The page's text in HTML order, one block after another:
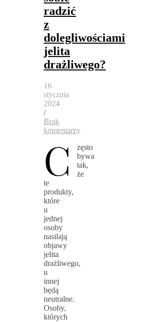
radzić
z
dolegliwościami
jelita
drażliwego?
16
stycznia
2024
/
Brak
komentarzy
C
zęsto
bywa
tak,
że
te
produkty,
które
u
jednej
osoby
nasilają
objawy
jelita
drażliwego,
u
innej
będą
neutralne.
Osoby,
których